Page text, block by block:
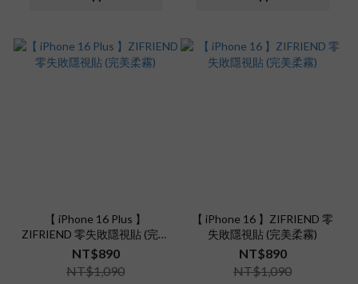
【 iPhone 16 Plus 】
ZIFRIEND 零失敗隱視貼 (完美
柔霧)
NT$890
NT$1,090
【 iPhone 16 】ZIFRIEND 零
失敗隱視貼 (完美柔霧)
NT$890
NT$1,090